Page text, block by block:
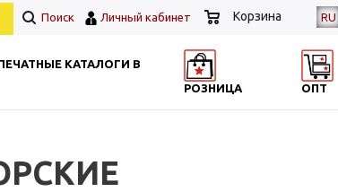
RU
Поиск Личный кабинет Корзина
КАТАЛОГИ В
РОЗНИЦА ОПТ